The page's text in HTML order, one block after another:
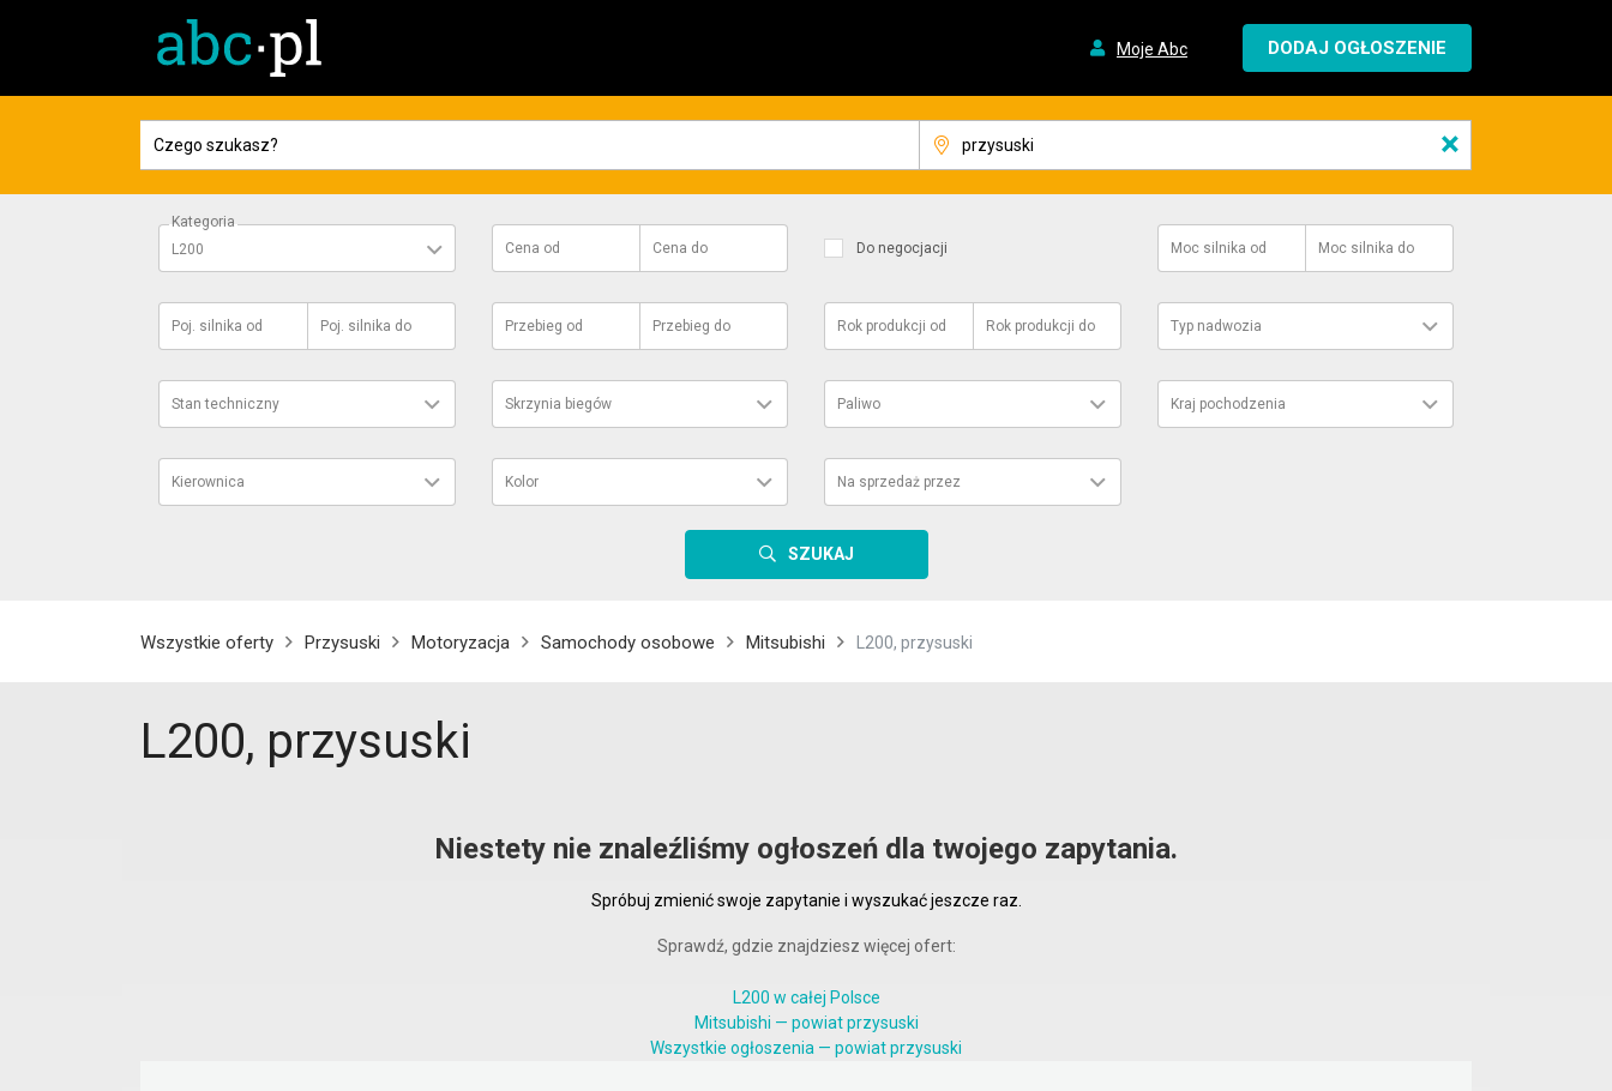
Moje Abc DODAJ OGŁOSZENIE
×
Kategoria
L200
Cena od Cena do Do negocjacji Moc silnika od Moc silnika do
Poj. silnika od Poj. silnika do Przebieg od Przebieg do Rok produkcji od Rok produkcji do Typ nadwozia
Stan techniczny Skrzynia biegów Paliwo Kraj pochodzenia
Kierownica Kolor Na sprzedaż przez
SZUKAJ
Wszystkie oferty Przysuski Motoryzacja Samochody osobowe Mitsubishi L200, przysuski
L200, przysuski
Niestety nie znaleźliśmy ogłoszeń dla twojego zapytania.
Spróbuj zmienić swoje zapytanie i wyszukać jeszcze raz.
Sprawdź, gdzie znajdziesz więcej ofert:
L200 w całej Polsce
Mitsubishi — powiat przysuski
Wszystkie ogłoszenia — powiat przysuski